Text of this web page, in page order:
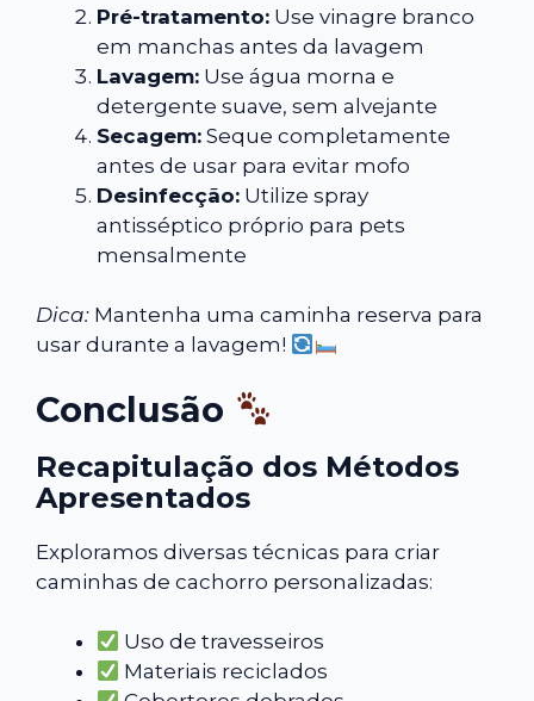
Pré-tratamento: Use vinagre branco
em manchas antes da lavagem
Lavagem: Use água morna e
detergente suave, sem alvejante
Secagem: Seque completamente
antes de usar para evitar mofo
Desinfecção: Utilize spray
antisséptico próprio para pets
mensalmente
Dica: Mantenha uma caminha reserva para
usar durante a lavagem!
Conclusão
Recapitulação dos Métodos
Apresentados
Exploramos diversas técnicas para criar
caminhas de cachorro personalizadas:
Uso de travesseiros
Materiais reciclados